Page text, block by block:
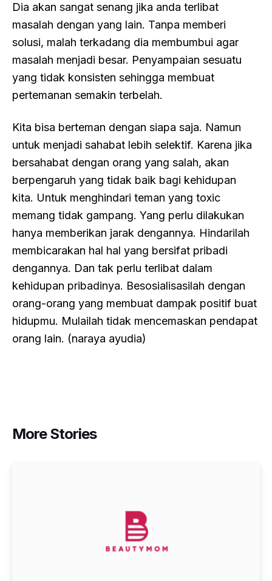
Dia akan sangat senang jika anda terlibat
masalah dengan yang lain. Tanpa memberi
solusi, malah terkadang dia membumbui agar
masalah menjadi besar. Penyampaian sesuatu
yang tidak konsisten sehingga membuat
pertemanan semakin terbelah.
Kita bisa berteman dengan siapa saja. Namun
untuk menjadi sahabat lebih selektif. Karena jika
bersahabat dengan orang yang salah, akan
berpengaruh yang tidak baik bagi kehidupan
kita. Untuk menghindari teman yang toxic
memang tidak gampang. Yang perlu dilakukan
hanya memberikan jarak dengannya. Hindarilah
membicarakan hal hal yang bersifat pribadi
dengannya. Dan tak perlu terlibat dalam
kehidupan pribadinya. Besosialisasilah dengan
orang-orang yang membuat dampak positif buat
hidupmu. Mulailah tidak mencemaskan pendapat
orang lain. (naraya ayudia)
More Stories